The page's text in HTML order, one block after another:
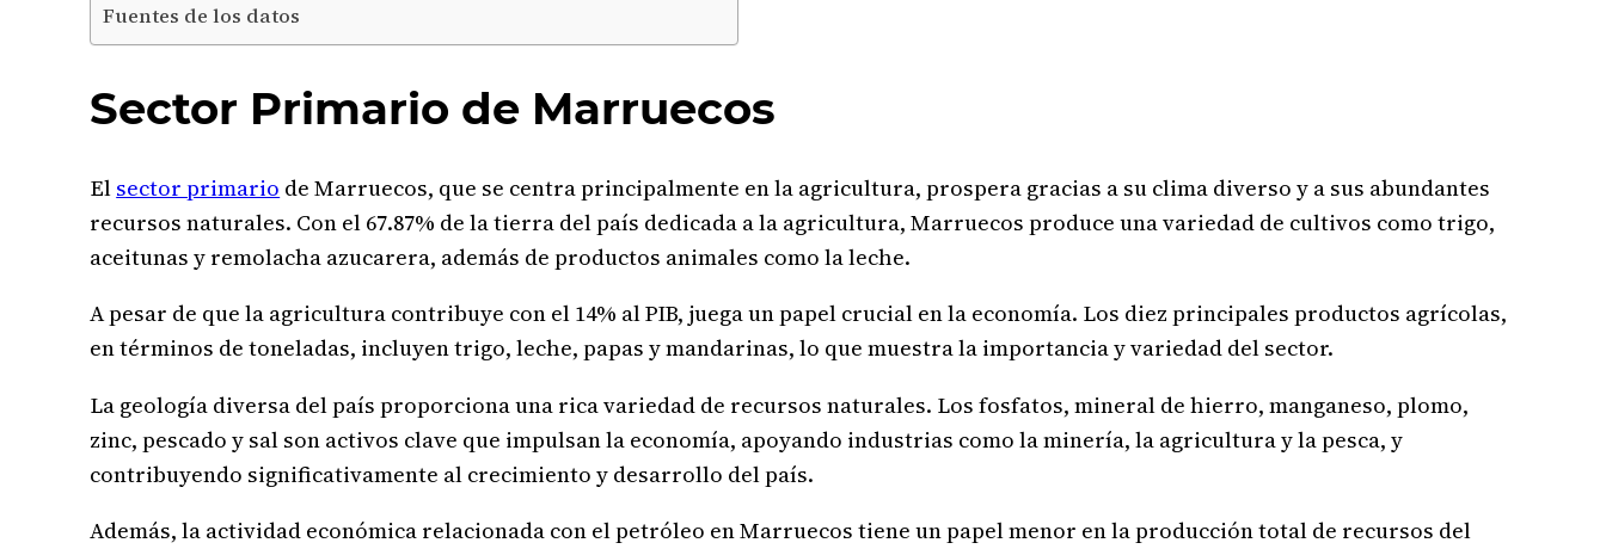
Fuentes de los datos
Sector Primario de Marruecos
El sector primario de Marruecos, que se centra principalmente en la agricultura, prospera gracias a su clima diverso y a sus abundantes
recursos naturales. Con el 67.87% de la tierra del país dedicada a la agricultura, Marruecos produce una variedad de cultivos como trigo,
aceitunas y remolacha azucarera, además de productos animales como la leche.
A pesar de que la agricultura contribuye con el 14% al PIB, juega un papel crucial en la economía. Los diez principales productos agrícolas,
en términos de toneladas, incluyen trigo, leche, papas y mandarinas, lo que muestra la importancia y variedad del sector.
La geología diversa del país proporciona una rica variedad de recursos naturales. Los fosfatos, mineral de hierro, manganeso, plomo,
zinc, pescado y sal son activos clave que impulsan la economía, apoyando industrias como la minería, la agricultura y la pesca, y
contribuyendo significativamente al crecimiento y desarrollo del país.
Además, la actividad económica relacionada con el petróleo en Marruecos tiene un papel menor en la producción total de recursos del